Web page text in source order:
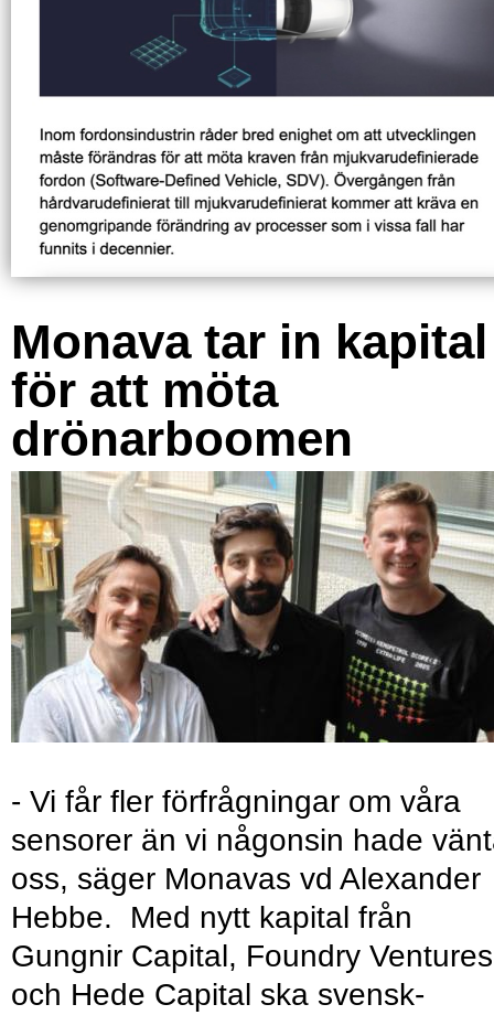
Monava tar in kapital
för att möta
drönarboomen
- Vi får fler förfrågningar om våra
sensorer än vi någonsin hade
oss, säger Monavas vd Alexander
Hebbe. Med nytt kapital från
Gungnir Capital, Foundry Ventures
och Hede Capital ska svensk-